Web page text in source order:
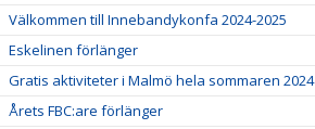
Välkommen till Innebandykonfa 2024-2025
Eskelinen förlänger
Gratis aktiviteter i Malmö hela sommaren 2024
Årets FBC:are förlänger